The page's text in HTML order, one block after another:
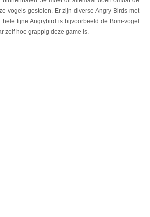
vogels gestolen. Er zijn diverse Angry Birds met
fijne Angrybird is bijvoorbeeld de Bom-vogel
zelf hoe grappig deze game is.